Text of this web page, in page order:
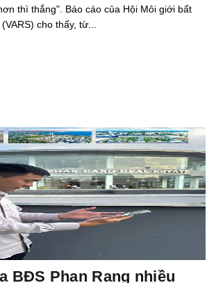
thì thắng". Báo cáo của Hội Môi giới bất
cho thấy, từ...
BĐS Phan Rang nhiều